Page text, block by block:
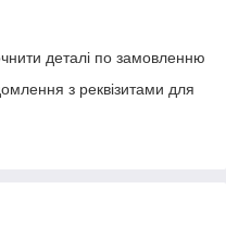
деталі по замовленню
з реквізитами для